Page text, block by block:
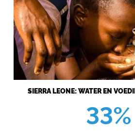
SIERRA LEONE: WATER EN
33%